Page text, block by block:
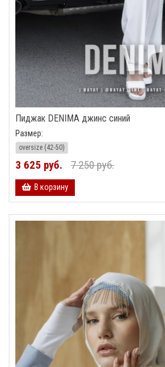
Пиджак DENIMA джинс синий
Размер:
oversize (42-50)
3 625 руб. 7 250 руб.
В корзину